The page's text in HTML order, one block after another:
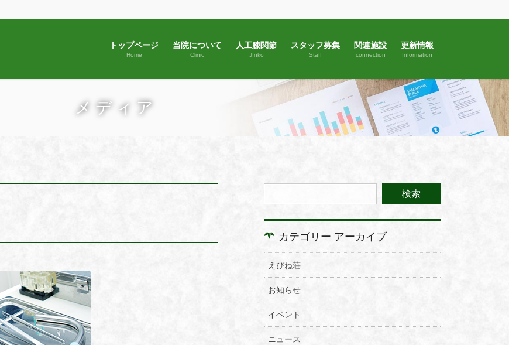
トップページ
Home
当院について
Clinic
人工膝関節
JInko
スタッフ募集
Staff
関連施設
connection
更新情報
Information
メディア
カテゴリー アーカイブ
えびね荘
お知らせ
イベント
ニュース